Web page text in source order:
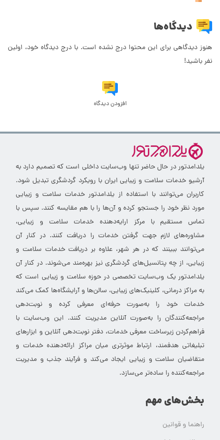
دیدگاه‌ها
هنوز دیدگاهی برای این محتوا درج نشده است. با درج دیدگاه خود، اولین
نفر باشید!
افزودن دیدگاه
یلدامدتور در حال حاضر تنها وب‌سایت داخلی است که تصمیم دارد به
آرشیو خدمات سلامت و زیبایی ایران با رویکرد گردشگری تبدیل شود.
کاربران می‌توانند با استفاده از یلدامدتور خدمات سلامت و زیبایی
مورد نظر خود را جستجو کرده و آن‌ها را با هم مقایسه کنند. سپس با
تماس مستقیم با مرکز ارایه‌دهنده خدمات سلامت و زیبایی،
مشاوره‌های لازم جهت گرفتن خدمات را دریافت کنند. در کنار آن
می‌توانند ببینند که در هر شهر، علاوه بر دریافت خدمات سلامت و
زیبایی، از چه پتانسیل‌های گردشگری نیز بهره‌مند می‌شوند. در کنار آن
یلدامدتور یک وب‌سایت تخصصی در حوزه سلامت و زیبایی است که
به مراکز درمانی، کلینیک‌های زیبایی، سالن‌ها و آرایشگاه‌ها کمک می‌کند
خدمات خود را به‌صورت حرفه‌ای معرفی کرده و نوبت‌دهی
مراجعه‌کنندگان را به‌صورت آنلاین مدیریت کنند. این وب‌سایت با
فراهم‌کردن زیرساخت معرفی خدمات، دفتر نوبت‌دهی آنلاین و ابزارهای
تبلیغاتی هدفمند، ارتباط موثرتری میان مراکز ارائه‌دهنده خدمات و
متقاضیان سلامت و زیبایی ایجاد می‌کند و فرآیند جذب و مدیریت
مراجعه‌کننده را ساده‌تر می‌سازد.
بخش‌های مهم
راهنما و قوانین